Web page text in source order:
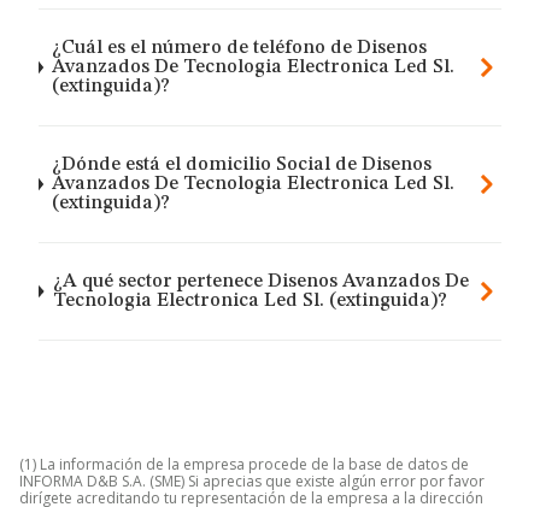
¿Cuál es el número de teléfono de Disenos
Avanzados De Tecnologia Electronica Led Sl.
(extinguida)?
¿Dónde está el domicilio Social de Disenos
Avanzados De Tecnologia Electronica Led Sl.
(extinguida)?
¿A qué sector pertenece Disenos Avanzados De
Tecnologia Electronica Led Sl. (extinguida)?
(1) La información de la empresa procede de la base de datos de
INFORMA D&B S.A. (SME) Si aprecias que existe algún error por favor
dirígete acreditando tu representación de la empresa a la dirección